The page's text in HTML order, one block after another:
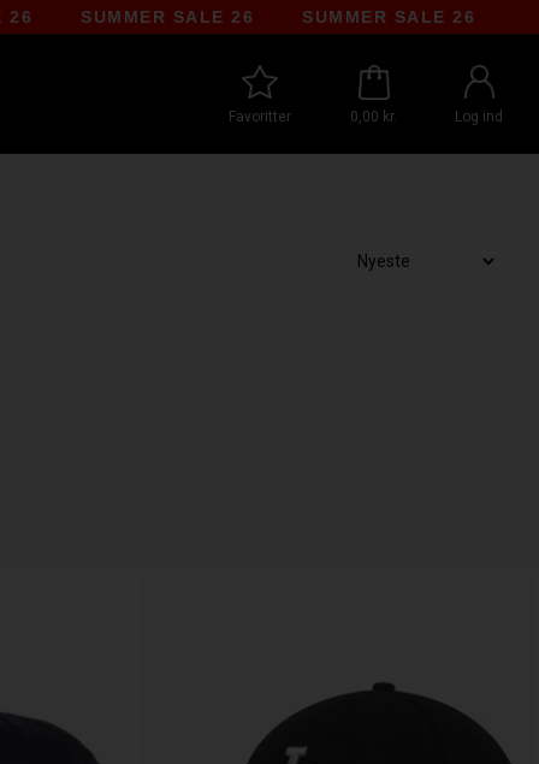
SUMMER SALE 26 SUMMER SALE 26
Favoritter 0,00 kr. Log ind